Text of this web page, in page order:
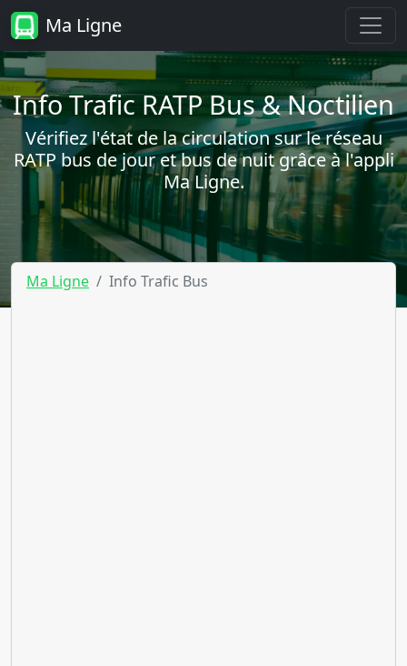
Ma Ligne
Info Trafic RATP Bus & Noctilien
Vérifiez l'état de la circulation sur le réseau
RATP bus de jour et bus de nuit grâce à l'appli
Ma Ligne.
Ma Ligne Info Trafic Bus